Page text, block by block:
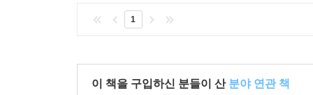
1
이 책을 구입하신 분들이 산 분야 연관 책